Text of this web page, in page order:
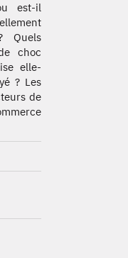
est-il
Quels
choc
elle-
? Les
de